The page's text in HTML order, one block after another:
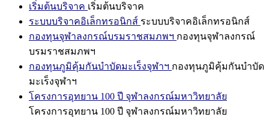
เริ่มต้นบริจาค เริ่มต้นบริจาค
ระบบบริจาคอิเล็กทรอนิกส์ ระบบบริจาคอิเล็กทรอนิกส์
กองทุนจุฬาลงกรณ์บรมราชสมภพฯ กองทุนจุฬาลงกรณ์
บรมราชสมภพฯ
กองทุนภูมิคุ้มกันบำบัดมะเร็งจุฬาฯ กองทุนภูมิคุ้มกันบำบัด
มะเร็งจุฬาฯ
โครงการอุทยาน 100 ปี จุฬาลงกรณ์มหาวิทยาลัย
โครงการอุทยาน 100 ปี จุฬาลงกรณ์มหาวิทยาลัย